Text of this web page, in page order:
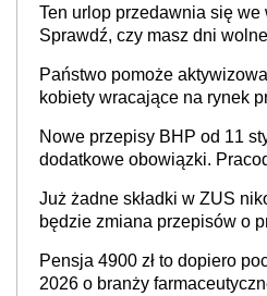
Ten urlop przedawnia się we
Sprawdź, czy masz dni
Państwo pomoże
kobiety wracające na rynek
neuroatypowe. Powstanie
Inkluzywności w
Nowe przepisy BHP od 11
dodatkowe obowiązki.
Już żadne składki w ZUS
będzie zmiana przepisów o
Pensja 4900 zł to dopiero
2026 o branży